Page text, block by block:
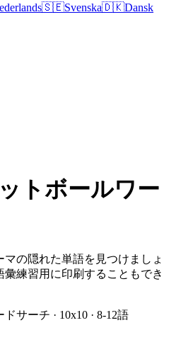
🇸🇪Svenska🇩🇰Dansk
トボールワー
の隠れた単語を見つけましょ
練習用に印刷することもでき
サーチ · 10x10 · 8-12語